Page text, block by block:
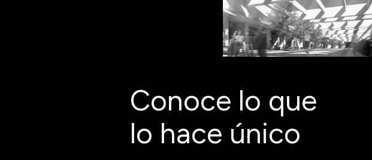
Conoce lo que
lo hace único